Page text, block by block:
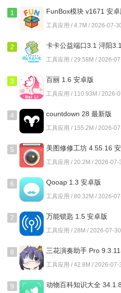
让每一次装修都能体现出主人的
4、注重环保和可持续发展，平
都经过精心挑选，确保用户在享
的地球。
[软件功能]
1、浏览到各类装修效果图，涵
找到最符合自己需求的装修灵感。
2、平台提供丰富的装修短视频
修知识，了解行业动态，解决实际
3、预约参观同城的样板间，亲
觉和空间感受，更加直观地选择
4、装修公司和设计师的详细资
了解每个服务商的优势与特点，
[使用教程]
1、首先下载并安装好家装应用
的首页，展现出丰富的装修案例和
2、在首页，你可以通过浏览不
1 FunBox模块 v1671 安卓
工具应用 / 4.7M / 2026-07-
2
卡卡公益端口3.1 浔阳3.1
安卓版
工具应用 / 29.58M / 2026-
3 百丽 1.6 安卓版
工具应用 / 110.93M / 2026-
4 countdown 28 最新版
工具应用 / 155.2M / 2026-
5
美图修修工坊 4.55.16
版
工具应用 / 20.2M / 2026-07-
6 Qooap 1.3 安卓版
工具应用 / 80.32M / 2026-
7 万能锁匙 1.5 安卓版
工具应用 / 28M / 2026-07-30
8
三花演奏助手 Pro
安卓版
工具应用 / 42.8M / 2026-07-
9
动物百科知识大全 34.1.8